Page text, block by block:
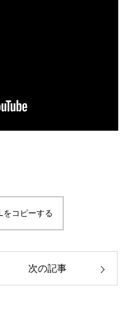
をコピーする
次の記事